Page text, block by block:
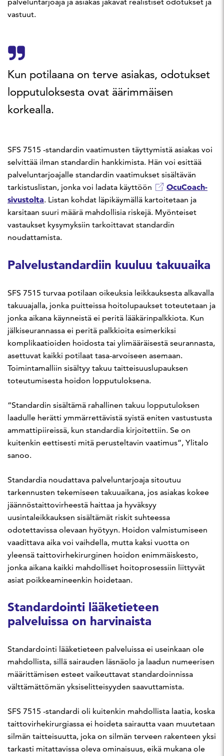
vastuut.
Kun potilaana on terve asiakas, odotukset
lopputuloksesta ovat äärimmäisen
korkealla.
SFS 7515 -standardin vaatimusten täyttymistä asiakas voi
selvittää ilman standardin hankkimista. Hän voi esittää
palveluntarjoajalle standardin vaatimukset sisältävän
tarkistuslistan, jonka voi ladata käyttöön
OcuCoach-
sivustolta. Listan kohdat läpikäymällä kartoitetaan ja
karsitaan suuri määrä mahdollisia riskejä. Myönteiset
vastaukset kysymyksiin tarkoittavat standardin
noudattamista.
Palvelustandardiin kuuluu takuuaika
SFS 7515 turvaa potilaan oikeuksia leikkauksesta alkavalla
takuuajalla, jonka puitteissa hoitolupaukset toteutetaan ja
jonka aikana käynneistä ei peritä lääkärinpalkkiota. Kun
jälkiseurannassa ei peritä palkkioita esimerkiksi
komplikaatioiden hoidosta tai ylimääräisestä seurannasta,
asettuvat kaikki potilaat tasa-arvoiseen asemaan.
Toimintamalliin sisältyy takuu taitteisuuslupauksen
toteutumisesta hoidon lopputuloksena.
“Standardin sisältämä rahallinen takuu lopputuloksen
laadulle herätti ymmärrettävistä syistä eniten vastustusta
ammattipiireissä, kun standardia kirjoitettiin. Se on
kuitenkin eettisesti mitä perusteltavin vaatimus”, Ylitalo
sanoo.
Standardia noudattava palveluntarjoaja sitoutuu
tarkennusten tekemiseen takuuaikana, jos asiakas kokee
jäännöstaittovirheestä haittaa ja hyväksyy
uusintaleikkauksen sisältämät riskit suhteessa
odotettavissa olevaan hyötyyn. Hoidon valmistumiseen
vaadittava aika voi vaihdella, mutta kaksi vuotta on
yleensä taittovirhekirurginen hoidon enimmäiskesto,
jonka aikana kaikki mahdolliset hoitoprosessiin liittyvät
asiat poikkeamineenkin hoidetaan.
Standardointi lääketieteen
palveluissa on harvinaista
Standardointi lääketieteen palveluissa ei useinkaan ole
mahdollista, sillä sairauden läsnäolo ja laadun numeerisen
määrittämisen esteet vaikeuttavat standardoinnissa
välttämättömän yksiselitteisyyden saavuttamista.
SFS 7515 -standardi oli kuitenkin mahdollista laatia, koska
taittovirhekirurgiassa ei hoideta sairautta vaan muutetaan
silmän taitteisuutta, joka on silmän terveen rakenteen yksi
tarkasti mitattavissa oleva ominaisuus, eikä mukana ole